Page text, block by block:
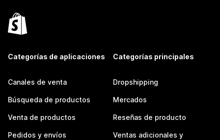
Categorías de aplicaciones
Canales de venta
Búsqueda de productos
Venta de productos
Pedidos y envíos
Categorías principales
Dropshipping
Mercados
Reseñas de producto
Ventas adicionales y